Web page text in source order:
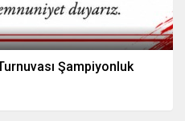
Şampiyonluk